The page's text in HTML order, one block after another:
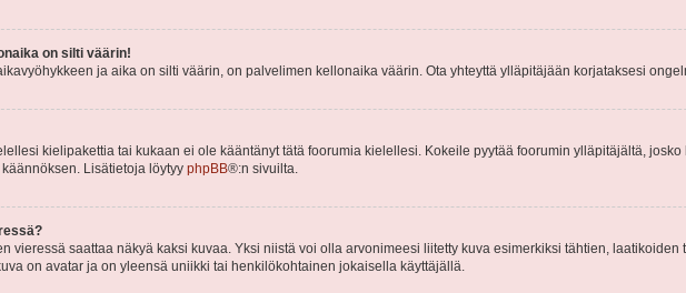
on silti väärin!
ja aika on silti väärin, on palvelimen kellonaika väärin. Ota yhteyttä ylläpitäjään korjataksesi
kielipakettia tai kukaan ei ole kääntänyt tätä foorumia kielellesi. Kokeile pyytää foorumin ylläpitäjältä,
Lisätietoja löytyy phpBB®:n sivuilta.
vieressä saattaa näkyä kaksi kuvaa. Yksi niistä voi olla arvonimeesi liitetty kuva esimerkiksi tähtien,
on avatar ja on yleensä uniikki tai henkilökohtainen jokaisella käyttäjällä.